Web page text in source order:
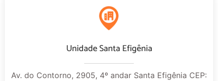
Unidade Santa Efigênia
Av. do Contorno, 2905, 4º andar Santa Efigênia CEP: